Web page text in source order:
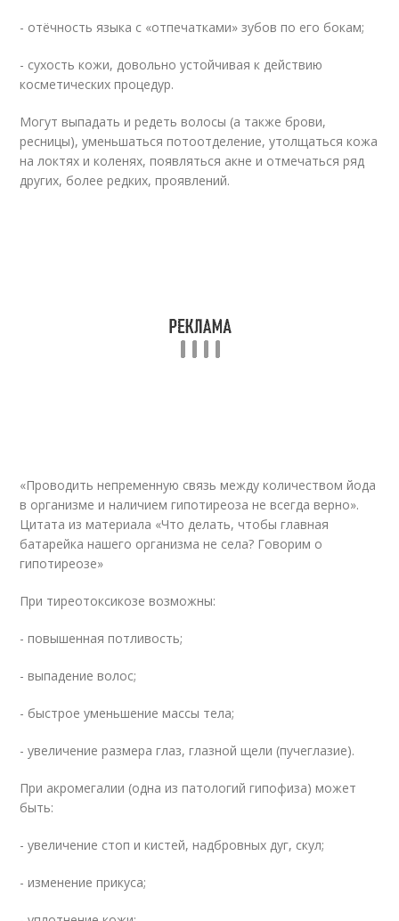
- отёчность языка с «отпечатками» зубов по его бокам;
- сухость кожи, довольно устойчивая к действию
косметических процедур.
Могут выпадать и редеть волосы (а также брови,
ресницы), уменьшаться потоотделение, утолщаться кожа
на локтях и коленях, появляться акне и отмечаться ряд
других, более редких, проявлений.
«Проводить непременную связь между количеством йода
в организме и наличием гипотиреоза не всегда верно».
Цитата из материала «Что делать, чтобы главная
батарейка нашего организма не села? Говорим о
гипотиреозе»
При тиреотоксикозе возможны:
- повышенная потливость;
- выпадение волос;
- быстрое уменьшение массы тела;
- увеличение размера глаз, глазной щели (пучеглазие).
При акромегалии (одна из патологий гипофиза) может
быть:
- увеличение стоп и кистей, надбровных дуг, скул;
- изменение прикуса;